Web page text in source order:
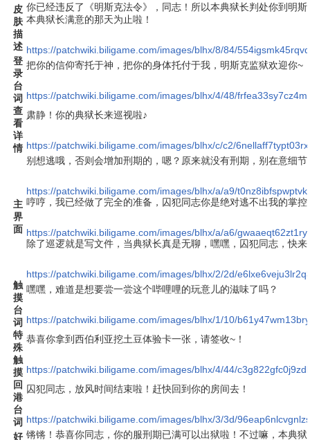
皮
肤
描
述
你已经违反了《明斯克法令》，同志！所以本典狱长判处你到明
本典狱长满意的那天为止啦！
https://patchwiki.biligame.com/images/blhx/8/84/
登
录
台
词
把你的信仰寄托于神，把你的身体托付于我，明斯克监狱欢迎你~
https://patchwiki.biligame.com/images/blhx/4/48/
查
看
详
情
肃静！你的典狱长来巡视啦♪
https://patchwiki.biligame.com/images/blhx/c/c2/
主
界
面
别想逃哦，否则会增加刑期的，嗯？原来就没有刑期，别在意细节
https://patchwiki.biligame.com/images/blhx/a/a9/
哼哼，我已经做了完全的准备，囚犯同志你是绝对逃不出我的掌控
https://patchwiki.biligame.com/images/blhx/a/a6/
除了巡逻就是写文件，当典狱长真是无聊，嘿嘿，囚犯同志，快来
https://patchwiki.biligame.com/images/blhx/2/2d/
触
摸
台
词
嘿嘿，难道是想要尝一尝这个哔哩哩的玩意儿的滋味了吗？
https://patchwiki.biligame.com/images/blhx/1/10/
特
殊
触
摸
恭喜你拿到西伯利亚挖土豆体验卡一张，请签收~！
https://patchwiki.biligame.com/images/blhx/4/44/
回
港
台
词
囚犯同志，放风时间结束啦！赶快回到你的房间去！
https://patchwiki.biligame.com/images/blhx/3/3d/
好 锵锵！恭喜你同志，你的服刑期已满可以出狱啦！不过嘛，本典